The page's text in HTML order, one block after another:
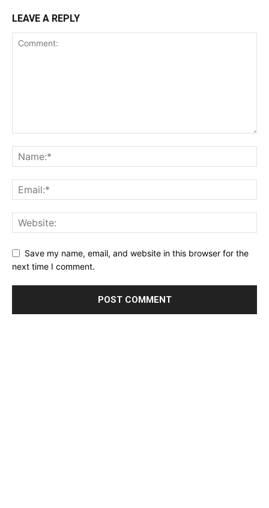
LEAVE A REPLY
Save my name, email, and website in this browser for the
next time I comment.